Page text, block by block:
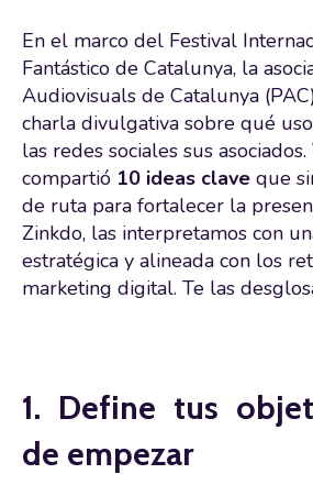
En el marco del Festival
Fantástico de Catalunya, la
Audiovisuals de Catalunya
charla divulgativa sobre qué
las redes sociales sus
compartió 10 ideas clave que
de ruta para fortalecer la
Zinkdo, las interpretamos con
estratégica y alineada con los
marketing digital. Te las
1. Define tus
de empezar